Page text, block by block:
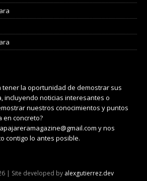
tener la oportunidad de demostrar sus
incluyendo noticias interesantes o
nuestros conocimientos y puntos
en concreto?
y nos
contigo lo antes posible.
| Site developed by alexgutierrez.dev